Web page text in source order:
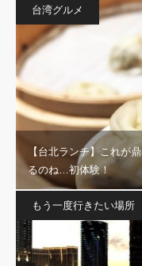
台湾グルメ
【台北ランチ】これ
るのね…初体験！
もう一度行きたい場所